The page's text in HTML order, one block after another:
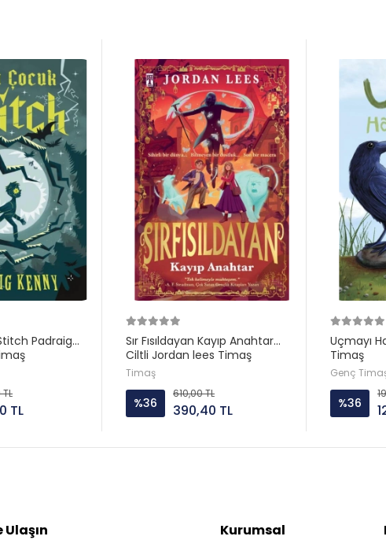
Padraig
TL
Sır Fısıldayan Kayıp Anahtar
Ciltli Jordan lees Timaş
Timaş
%36
610,00 TL
390,40 TL
Uçmayı
Timaş
Genç
%36
Ulaşın Kurumsal